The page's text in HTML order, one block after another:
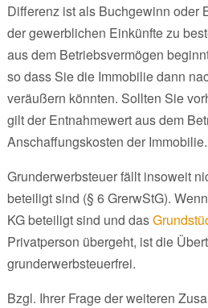
Differenz ist als Buchgewinn oder
der gewerblichen Einkünfte zu
aus dem Betriebsvermögen
so dass Sie die Immobilie dann
veräußern könnten. Sollten Sie
gilt der Entnahmewert aus dem
Anschaffungskosten der Immobilie.
Grunderwerbsteuer fällt insoweit
beteiligt sind (§ 6 GrerwStG).
KG beteiligt sind und das
Privatperson übergeht, ist die
grunderwerbsteuerfrei.
Bzgl. Ihrer Frage der weiteren